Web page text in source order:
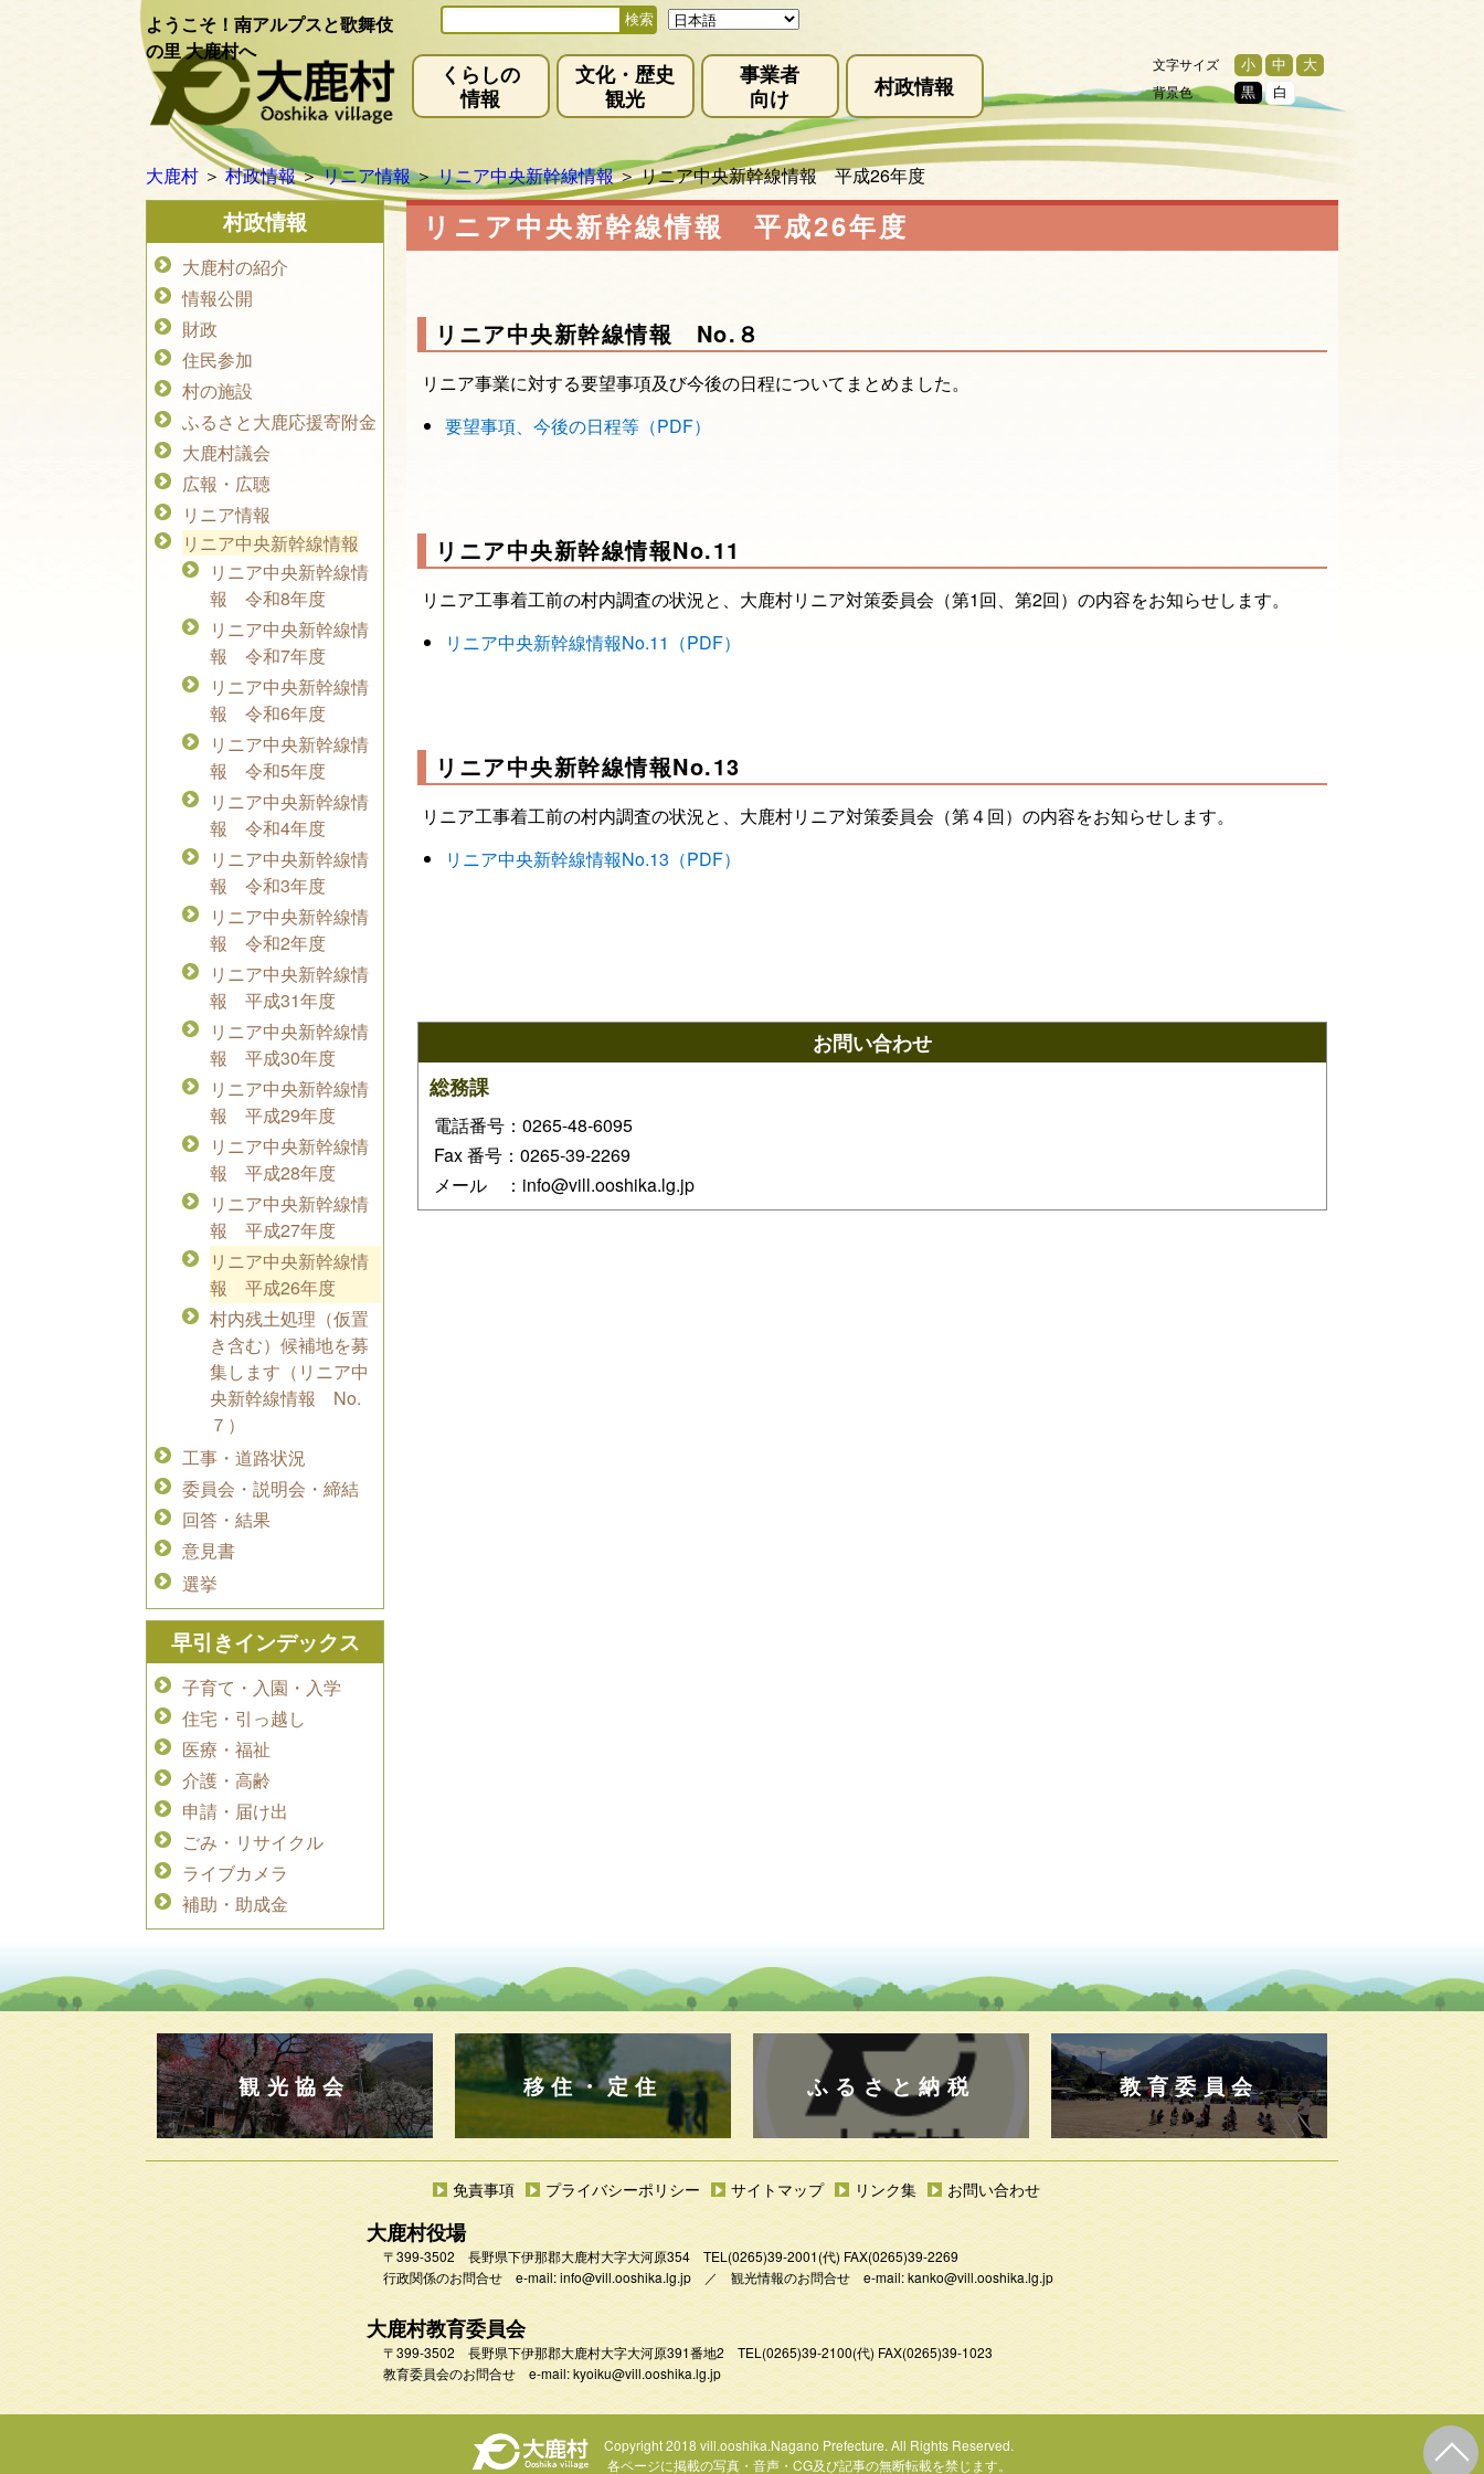
ようこそ！南アルプスと歌舞伎
の里 大鹿村へ
くらしの
情報
文化・歴史
観光
事業者
向け
村政情報
文字サイズ 小 中 大
背景色 黒 白
大鹿村 ＞村政情報＞リニア情報＞リニア中央新幹線情報＞リニア中央新幹線情報 平成26年度
リニア中央新幹線情報 平成26年度
リニア中央新幹線情報 No.８
リニア事業に対する要望事項及び今後の日程についてまとめました。
要望事項、今後の日程等（PDF）
リニア中央新幹線情報No.11
リニア工事着工前の村内調査の状況と、大鹿村リニア対策委員会（第1回、第2回）の内容をお知らせします。
リニア中央新幹線情報No.11（PDF）
リニア中央新幹線情報No.13
リニア工事着工前の村内調査の状況と、大鹿村リニア対策委員会（第４回）の内容をお知らせします。
リニア中央新幹線情報No.13（PDF）
お問い合わせ
総務課
電話番号：0265-48-6095
Fax 番号：0265-39-2269
メール ：info@vill.ooshika.lg.jp
村政情報
大鹿村の紹介
情報公開
財政
住民参加
村の施設
ふるさと大鹿応援寄附金
大鹿村議会
広報・広聴
リニア情報
リニア中央新幹線情報
リニア中央新幹線情
報 令和8年度
リニア中央新幹線情
報 令和7年度
リニア中央新幹線情
報 令和6年度
リニア中央新幹線情
報 令和5年度
リニア中央新幹線情
報 令和4年度
リニア中央新幹線情
報 令和3年度
リニア中央新幹線情
報 令和2年度
リニア中央新幹線情
報 平成31年度
リニア中央新幹線情
報 平成30年度
リニア中央新幹線情
報 平成29年度
リニア中央新幹線情
報 平成28年度
リニア中央新幹線情
報 平成27年度
リニア中央新幹線情
報 平成26年度
村内残土処理（仮置
き含む）候補地を募
集します（リニア中
央新幹線情報 No.
７）
工事・道路状況
委員会・説明会・締結
回答・結果
意見書
選挙
早引きインデックス
子育て・入園・入学
住宅・引っ越し
医療・福祉
介護・高齢
申請・届け出
ごみ・リサイクル
ライブカメラ
補助・助成金
観光協会 移住・定住 ふるさと納税 教育委員会
免責事項 プライバシーポリシー サイトマップ リンク集 お問い合わせ
大鹿村役場
〒399-3502 長野県下伊那郡大鹿村大字大河原354 TEL (0265)39-2001(代) FAX(0265)39-2269
行政関係のお問合せ e-mail:info@vill.ooshika.lg.jp ／ 観光情報のお問合せ e-mail:kanko@vill.ooshika.lg.jp
大鹿村教育委員会
〒399-3502 長野県下伊那郡大鹿村大字大河原391番地2 TEL (0265)39-2100(代) FAX(0265)39-1023
教育委員会のお問合せ e-mail:kyoiku@vill.ooshika.lg.jp
Copyright 2018 vill.ooshika.Nagano Prefecture. All Rights Reserved.
各ページに掲載の写真・音声・CG及び記事の無断転載を禁じます。